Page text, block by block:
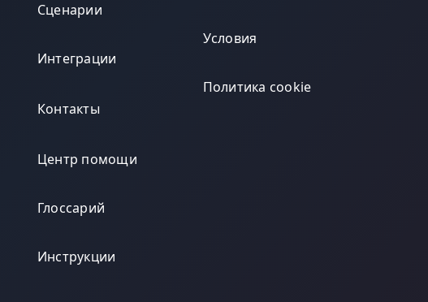
Сценарии
Интеграции
Контакты
Центр помощи
Глоссарий
Инструкции
Условия
Политика cookie